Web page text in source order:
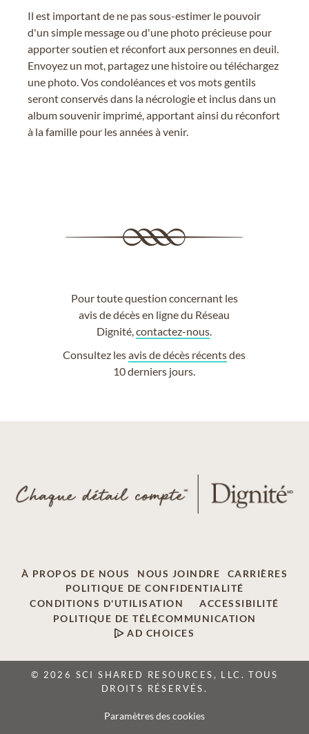
Il est important de ne pas sous-estimer le pouvoir
d'un simple message ou d'une photo précieuse pour
apporter soutien et réconfort aux personnes en deuil.
Envoyez un mot, partagez une histoire ou téléchargez
une photo. Vos condoléances et vos mots gentils
seront conservés dans la nécrologie et inclus dans un
album souvenir imprimé, apportant ainsi du réconfort
à la famille pour les années à venir.
Pour toute question concernant les
avis de décès en ligne du Réseau
Dignité,contactez-nous
Consultez lesavis de décès récentsdes
10 derniers jours.
À PROPOS DE NOUS NOUS JOINDRE
CARRIÈRES
POLITIQUE DE CONFIDENTIALITÉ
CONDITIONS D'UTILISATION
ACCESSIBILITÉ
POLITIQUE DE TÉLÉCOMMUNICATION
AD CHOICES
© 2026 SCI SHARED RESOURCES, LLC. TOUS
DROITS RÉSERVÉS.
Paramètres des cookies